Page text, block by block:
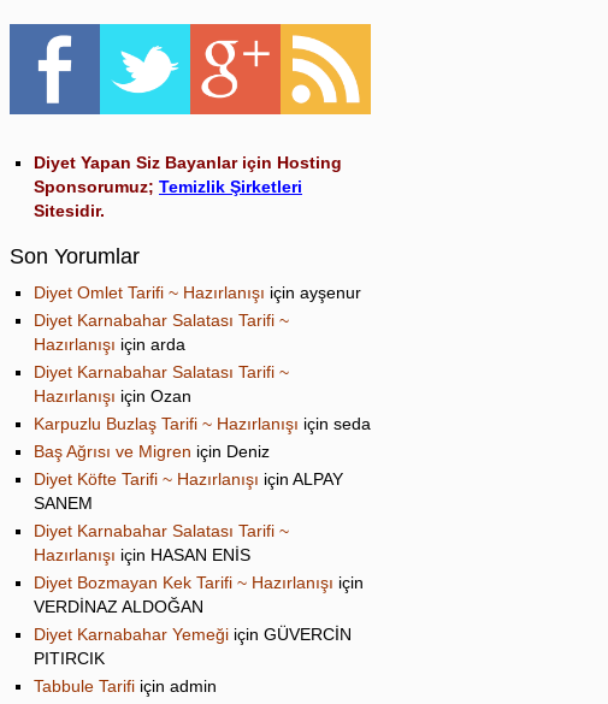
Diyet Yapan Siz Bayanlar için Hosting
Sponsorumuz; Temizlik Şirketleri
Sitesidir.
Son Yorumlar
Diyet Omlet Tarifi ~ Hazırlanışı için ayşenur
Diyet Karnabahar Salatası Tarifi ~
Hazırlanışı için arda
Diyet Karnabahar Salatası Tarifi ~
Hazırlanışı için Ozan
Karpuzlu Buzlaş Tarifi ~ Hazırlanışı için seda
Baş Ağrısı ve Migren için Deniz
Diyet Köfte Tarifi ~ Hazırlanışı için ALPAY
SANEM
Diyet Karnabahar Salatası Tarifi ~
Hazırlanışı için HASAN ENİS
Diyet Bozmayan Kek Tarifi ~ Hazırlanışı için
VERDİNAZ ALDOĞAN
Diyet Karnabahar Yemeği için GÜVERCİN
PITIRCIK
Tabbule Tarifi için admin